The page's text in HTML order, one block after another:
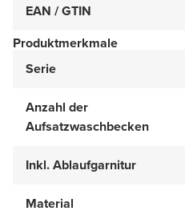
EAN / GTIN
Produktmerkmale
Serie
Anzahl der
Aufsatzwaschbecken
Inkl. Ablaufgarnitur
Material